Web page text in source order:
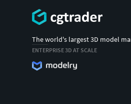
The world's largest 3D model
ENTERPRISE 3D AT SCALE